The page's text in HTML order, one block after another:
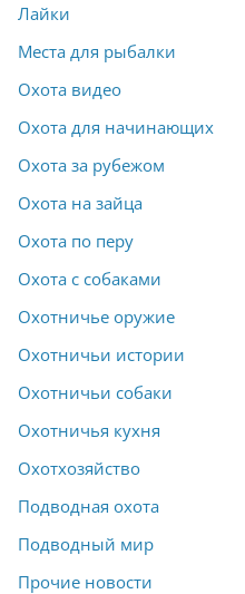
Лайки
Места для рыбалки
Охота видео
Охота для начинающих
Охота за рубежом
Охота на зайца
Охота по перу
Охота с собаками
Охотничье оружие
Охотничьи истории
Охотничьи собаки
Охотничья кухня
Охотхозяйство
Подводная охота
Подводный мир
Прочие новости